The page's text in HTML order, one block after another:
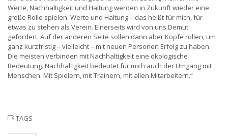
Werte, Nachhaltigkeit und Haltung werden in Zukunft wieder eine
große Rolle spielen. Werte und Haltung – das heißt für mich, für
etwas zu stehen als Verein. Einerseits wird von uns Demut
gefordert. Auf der anderen Seite sollen dann aber Köpfe rollen, um
ganz kurzfristig – vielleicht – mit neuen Personen Erfolg zu haben.
Die meisten verbinden mit Nachhaltigkeit eine ökologische
Bedeutung. Nachhaltigkeit bedeutet für mich auch der Umgang mit
Menschen. Mit Spielern, mit Trainern, mit allen Mitarbeitern.“
TAGS